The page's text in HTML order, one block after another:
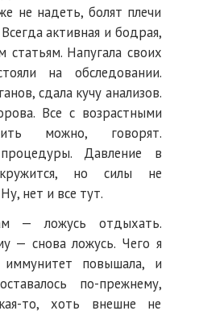
характере»
не надеть, болят плечи
активная и бодрая,
статьям. Напугала своих
на обследовании.
сдала кучу анализов.
Все с возрастными
можно, говорят.
Давление в
но силы не
нет и все тут.
— ложусь отдыхать.
— снова ложусь. Чего я
повышала, и
по-прежнему,
то, хоть внешне не